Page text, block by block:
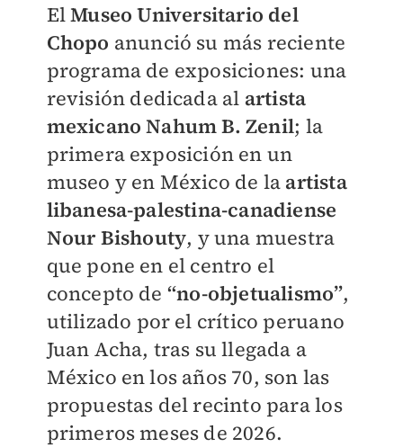
ElMuseo Universitario del
Chopo anunció su más reciente
programa de exposiciones: una
revisión dedicada al artista
mexicano Nahum B. Zenil; la
primera exposición en un
museo y en México de la artista
libanesa-palestina-canadiense
Nour Bishouty, y una muestra
que pone en el centro el
concepto de “no-objetualismo”,
utilizado por el crítico peruano
Juan Acha, tras su llegada a
México en los años 70, son las
propuestas del recinto para los
primeros meses de 2026.